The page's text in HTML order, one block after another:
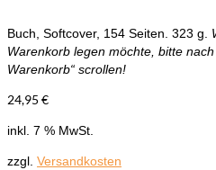
Buch, Softcover, 154 Seiten. 323 g.
Warenkorb legen möchte, bitte
Warenkorb“ scrollen!
24,95 €
inkl. 7 % MwSt.
zzgl. Versandkosten